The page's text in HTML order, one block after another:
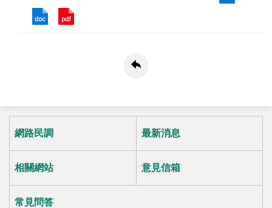
網路民調 最新消息
相關網站 意見信箱
常見問答